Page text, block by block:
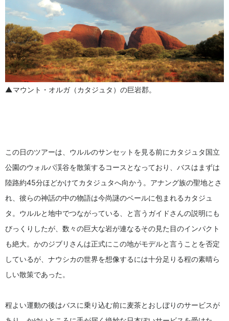
▲マウント・オルガ（カタジュタ）の巨岩郡。
この日のツアーは、ウルルのサンセットを見る前にカタジュタ国立
公園のウォルパ渓谷を散策するコースとなっており、バスはまずは
陸路約45分ほどかけてカタジュタへ向かう。アナング族の聖地とさ
れ、彼らの神話の中の物語は今尚謎のベールに包まれるカタジュ
タ。ウルルと地中でつながっている、と言うガイドさんの説明にも
びっくりしたが、数々の巨大な岩が連なるその見た目のインパクト
も絶大。かのジブリさんは正式にこの地がモデルと言うことを否定
しているが、ナウシカの世界を想像するには十分足りる程の素晴ら
しい散策であった。
程よい運動の後はバスに乗り込む前に麦茶とおしぼりのサービスが